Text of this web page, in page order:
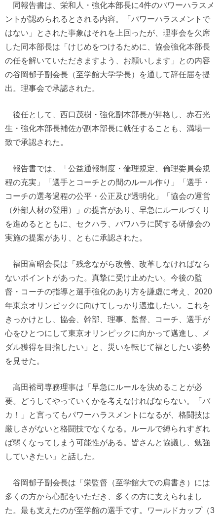
同報告書は、栄和人・強化本部長に4件のパワーハラスメ
ントが認められるとされる内容。「パワーハラスメントで
はない」とされた事象はそれを上回ったが、理事会を欠席
した同本部長は「けじめをつけるために、協会強化本部長
の任を解いていただきますよう、お願いします」との内容
の谷岡郁子副会長（至学館大学学長）を通して辞任届を提
出。理事会で承認された。
後任として、西口茂樹・強化副本部長が昇格し、赤石光
生・強化本部長補佐が副本部長に就任することも、満場一
致で承認された。
報告書では、「公益通報制度・倫理規定、倫理委員会規
程の充実」「選手とコーチとの間のルール作り」「選手・
コーチの選考過程の公平・公正及び透明化」「協会の運営
（外部人材の登用）」の提言があり、早急にルールづくり
を進めるとともに、セクハラ、パワハラに関する研修会の
実施の提案があり、ともに承認された。
福田富昭会長は「残念ながら改善、改革しなければなら
ないポイントがあった。真摯に受け止めたい。今後の監
督・コーチの指導と選手強化のあり方を謙虚に考え、2020
年東京オリンピックに向けてしっかり邁進したい。これを
きっかけとし、協会、幹部、理事、監督、コーチ、選手が
心をひとつにして東京オリンピックに向かって邁進し、メ
ダル獲得を目指したい」と、災いを転じて福としたい姿勢
を見せた。
高田裕司専務理事は「早急にルールを決めることが必
要。どうしてやっていくかを考えなければならない。「バ
カ！」と言ってもパワーハラスメントになるが、格闘技は
厳しさがないと格闘技でなくなる。ルールで縛られすぎれ
ば弱くなってしまう可能性がある。皆さんと協議し、勉強
していきたい」と話した。
谷岡郁子副会長は「栄監督（至学館大での肩書き）には
多くの方から心配をいただき、多くの方に支えられまし
た。最も支えたのが至学館の選手です。ワールドカップ（3